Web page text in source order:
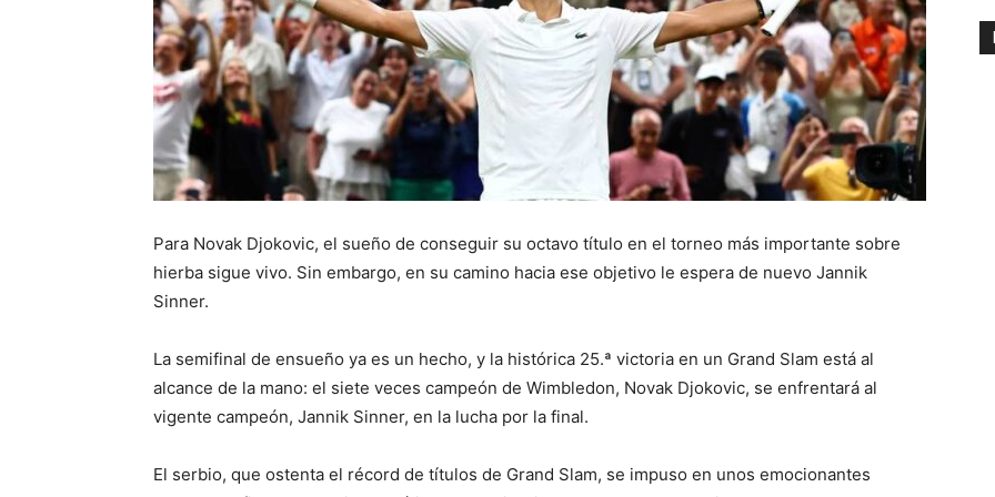
Para Novak Djokovic, el sueño de conseguir su octavo título en el torneo más importante sobre
hierba sigue vivo. Sin embargo, en su camino hacia ese objetivo le espera de nuevo Jannik
Sinner.
La semifinal de ensueño ya es un hecho, y la histórica 25.ª victoria en un Grand Slam está al
alcance de la mano: el siete veces campeón de Wimbledon, Novak Djokovic, se enfrentará al
vigente campeón, Jannik Sinner, en la lucha por la final.
El serbio, que ostenta el récord de títulos de Grand Slam, se impuso en unos emocionantes